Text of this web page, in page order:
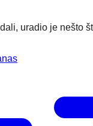
uradio je nešto